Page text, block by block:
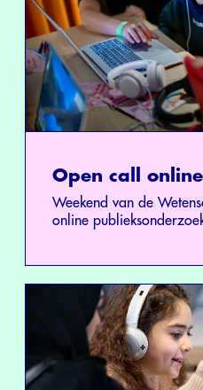
Open call
Weekend van de
online